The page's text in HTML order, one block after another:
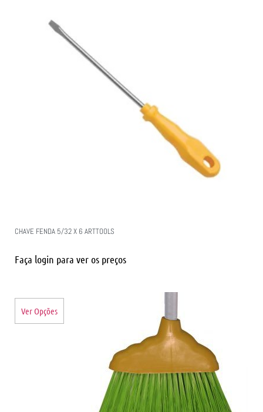
CHAVE FENDA 5/32 X 6 ARTTOOLS
Faça login para ver os preços
Ver Opções